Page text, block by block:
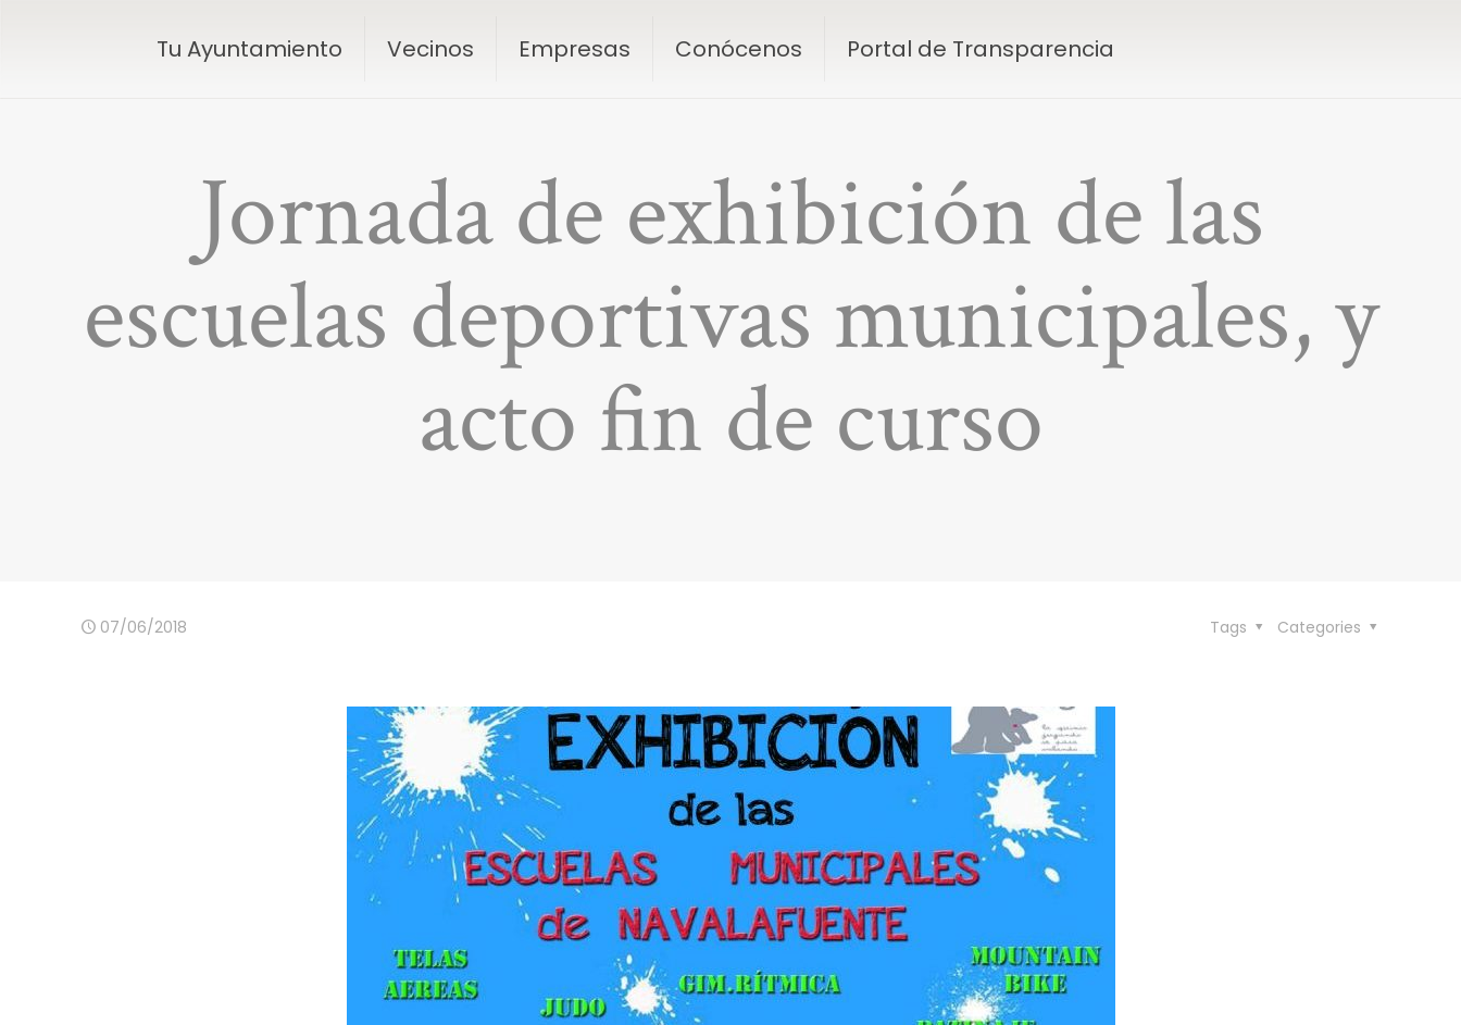
Tu Ayuntamiento Vecinos Empresas Conócenos Portal de Transparencia
Jornada de exhibición de las
escuelas deportivas municipales, y
acto fin de curso
07/06/2018 Categories
Tags